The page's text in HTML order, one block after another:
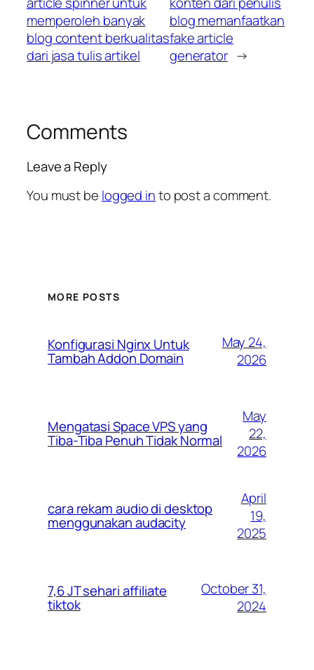
memperoleh banyak
blog content berkualitas
dari jasa tulis artikel
blog memanfaatkan
fake article
generator →
Comments
Leave a Reply
You must be logged into post a comment.
MORE POSTS
Konfigurasi Nginx Untuk
Tambah Addon Domain
May 24,
2026
Mengatasi Space VPS yang
Tiba-Tiba Penuh Tidak Normal
May
22,
2026
cara rekam audio di desktop
menggunakan audacity
April
19,
2025
7,6 JT sehari affiliate
tiktok
October 31,
2024